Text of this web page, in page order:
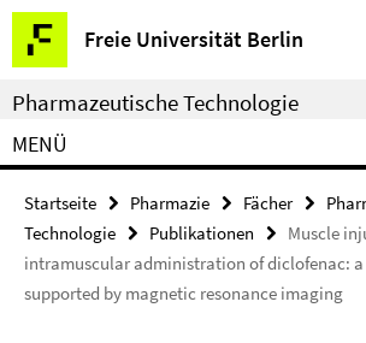
Springe
direkt
zu
Inhalt
Freie Universität Berlin
Service-
Navigation
Pharmazeutische Technologie
MENÜ
Startseite Pharmazie Fächer
Technologie
Publikationen
Muscle
intramuscular administration of diclofenac: a
supported by magnetic resonance imaging